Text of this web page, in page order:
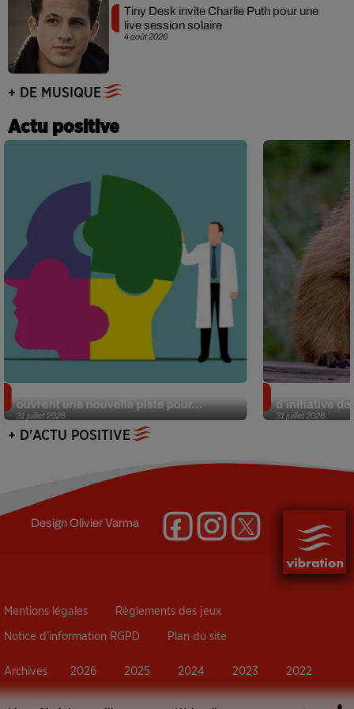
4 août 2026
Tiny Desk invite Charlie Puth pour une
live session solaire
+ DE MUSIQUE
Actu positive
31 juillet 2026
ouvrent une nouvelle piste pour...
31 juillet 2026
d’initiative
+ D'ACTU POSITIVE
DesignOlivier Varma
Mentions légales Règlements des jeux
Notice d’information RGPD Plan du site
Archives 2026 2025 2024 2023 2022